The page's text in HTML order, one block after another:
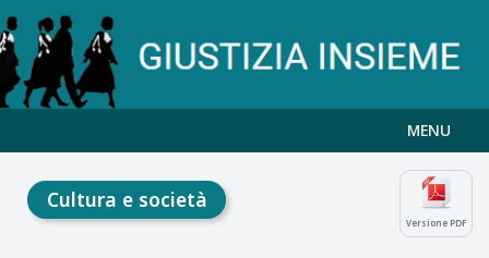
MENU
Versione PDF
Cultura e società